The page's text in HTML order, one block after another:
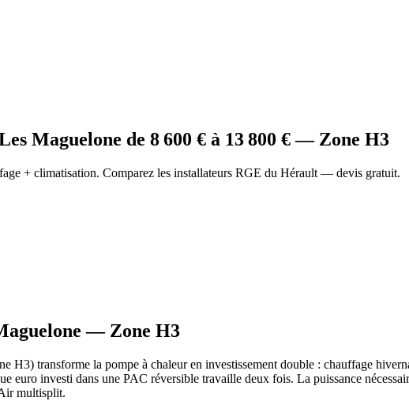
Maguelone de 8 600 € à 13 800 € — Zone H3
+ climatisation. Comparez les installateurs RGE du Hérault — devis gratuit.
— Zone H3
H3) transforme la pompe à chaleur en investissement double : chauffage
euro investi dans une PAC réversible travaille deux fois. La puissance
multisplit.